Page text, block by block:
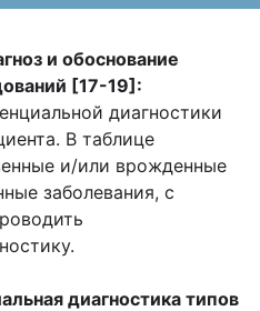
и обоснование
[17-19]:
диагностики
В таблице
и/или врожденные
заболевания, с
диагностика типов